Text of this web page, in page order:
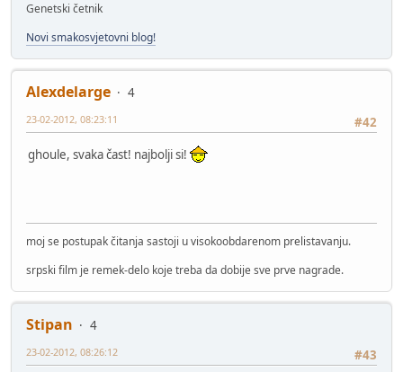
Genetski četnik
Novi smakosvjetovni blog!
Alexdelarge
4
#42
23-02-2012, 08:23:11
ghoule, svaka čast! najbolji si!
moj se postupak čitanja sastoji u visokoobdarenom prelistavanju.
srpski film je remek-delo koje treba da dobije sve prve nagrade.
Stipan
4
#43
23-02-2012, 08:26:12